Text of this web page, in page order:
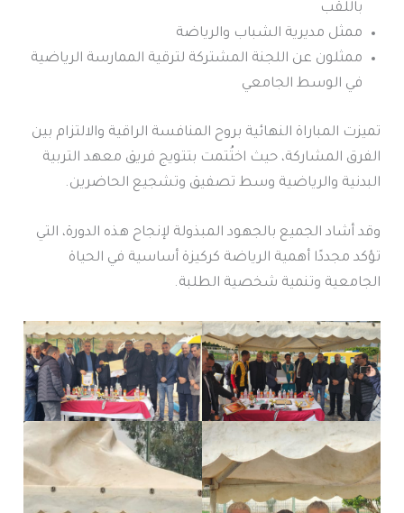
باللقب
ممثل مديرية الشباب والرياضة
ممثلون عن اللجنة المشتركة لترقية الممارسة الرياضية
في الوسط الجامعي
تميزت المباراة النهائية بروح المنافسة الراقية والالتزام بين
الفرق المشاركة، حيث اختُتمت بتتويج فريق معهد التربية
البدنية والرياضية وسط تصفيق وتشجيع الحاضرين.
وقد أشاد الجميع بالجهود المبذولة لإنجاح هذه الدورة، التي
تؤكد مجددًا أهمية الرياضة كركيزة أساسية في الحياة
الجامعية وتنمية شخصية الطلبة.